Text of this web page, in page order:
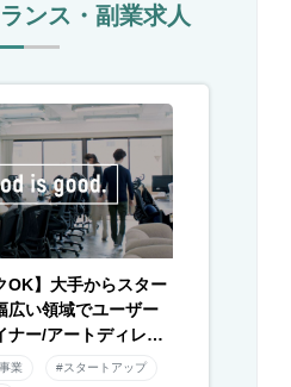
ンス・副業求人
OK】大手からスター
広い領域でユーザー
ナー/アートディレク
業 #スタートアップ